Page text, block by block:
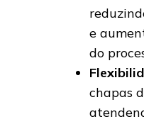
e
do
chapas